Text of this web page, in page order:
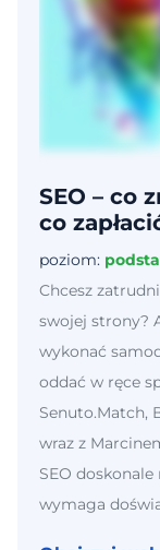
SEO – co
co
poziom:
Chcesz
swojej strony?
wykonać
oddać w ręce
Senuto.Match,
wraz z
SEO
wymaga